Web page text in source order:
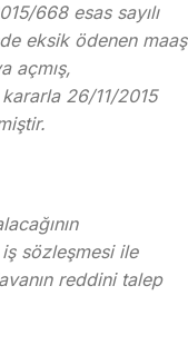
668 esas sayılı
eksik ödenen maaş
açmış,
26/11/2015
iş sözleşmesi ile
reddini talep